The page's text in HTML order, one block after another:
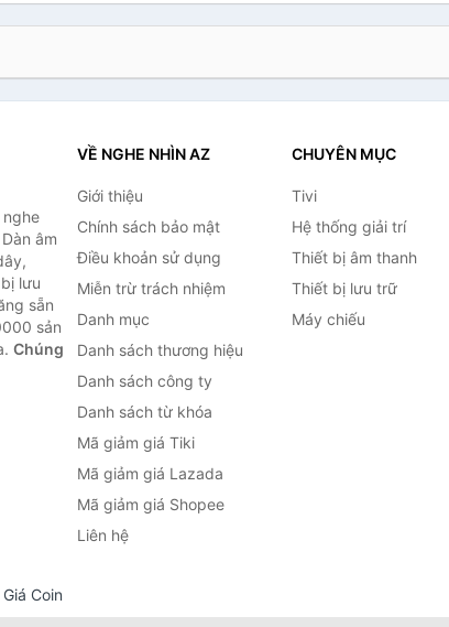
âm
lưu
sẵn
sản
Chúng
VỀ NGHE NHÌN AZ
Giới thiệu
Chính sách bảo mật
Điều khoản sử dụng
Miễn trừ trách nhiệm
Danh mục
Danh sách thương hiệu
Danh sách công ty
Danh sách từ khóa
Mã giảm giá Tiki
Mã giảm giá Lazada
Mã giảm giá Shopee
Liên hệ
CHUYÊN MỤC
Tivi
Hệ thống giải trí
Thiết bị âm thanh
Thiết bị lưu trữ
Máy chiếu
Giá Coin